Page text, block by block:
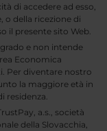
di accedere ad esso,
o della ricezione di
il presente sito Web.
e non intende
Economica
Per diventare nostro
la maggiore età in
residenza.
a.s., società
della Slovacchia,